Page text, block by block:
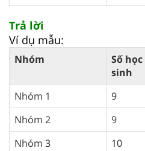
Trả lời
Ví dụ mẫu:
Nhóm
Số học
sinh
Nhóm 1
9
Nhóm 2
9
Nhóm 3
10